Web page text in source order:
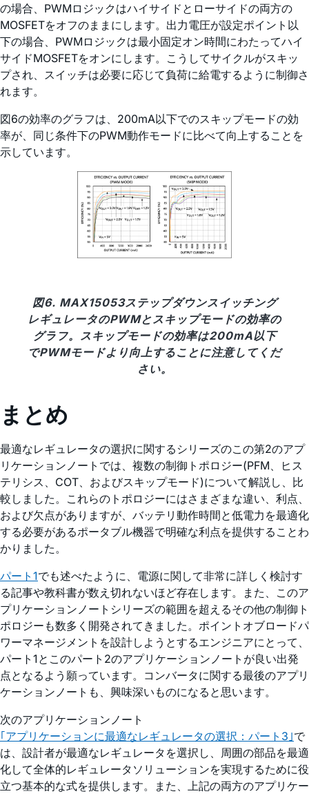
の場合、PWMロジックはハイサイドとローサイドの両方の
MOSFETをオフのままにします。出力電圧が設定ポイント以
下の場合、PWMロジックは最小固定オン時間にわたってハイ
サイドMOSFETをオンにします。こうしてサイクルがスキッ
プされ、スイッチは必要に応じて負荷に給電するように制御さ
れます。
図6の効率のグラフは、200mA以下でのスキップモードの効
率が、同じ条件下のPWM動作モードに比べて向上することを
示しています。
図6. MAX15053ステップダウンスイッチング
レギュレータのPWMとスキップモードの効率の
グラフ。スキップモードの効率は200mA以下
でPWMモードより向上することに注意してくだ
さい。
まとめ
最適なレギュレータの選択に関するシリーズのこの第2のアプ
リケーションノートでは、複数の制御トポロジー(PFM、ヒス
テリシス、COT、およびスキップモード)について解説し、比
較しました。これらのトポロジーにはさまざまな違い、利点、
および欠点がありますが、バッテリ動作時間と低電力を最適化
する必要があるポータブル機器で明確な利点を提供することわ
かりました。
パート1でも述べたように、電源に関して非常に詳しく検討す
る記事や教科書が数え切れないほど存在します。また、このア
プリケーションノートシリーズの範囲を超えるその他の制御ト
ポロジーも数多く開発されてきました。ポイントオブロードパ
ワーマネージメントを設計しようとするエンジニアにとって、
パート1とこのパート2のアプリケーションノートが良い出発
点となるよう願っています。コンバータに関する最後のアプリ
ケーションノートも、興味深いものになると思います。
次のアプリケーションノート
｢アプリケーションに最適なレギュレータの選択：パート3｣で
は、設計者が最適なレギュレータを選択し、周囲の部品を最適
化して全体的レギュレータソリューションを実現するために役
立つ基本的な式を提供します。また、上記の両方のアプリケー